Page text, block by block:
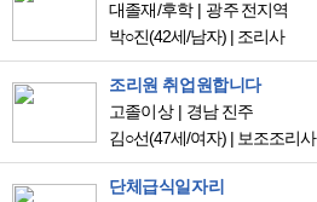
대졸재/후학
광주 전지역
박○진(42세/남자) | 조리사
조리원 취업원합니다
고졸이상
경남 진주
김○선(47세/여자) | 보조조리사
단체급식일자리